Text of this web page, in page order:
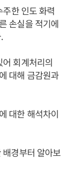
한 인도 화력
손실을 적기에
회계처리의
대해 금감원과
대한 해석차이
경부터 알아보